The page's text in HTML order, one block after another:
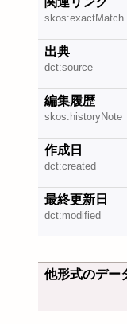
skos:exactMatch
出典
dct:source
編集履歴
skos:historyNote
作成日
dct:created
最終更新日
dct:modified
他形式のデー